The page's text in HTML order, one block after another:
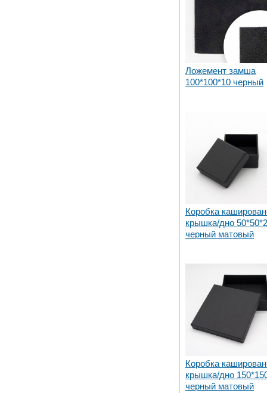
Ложемент замша
100*100*10 черный
Коробка
крышка/дно
черный матовый
Коробка
крышка/дно
черный матовый